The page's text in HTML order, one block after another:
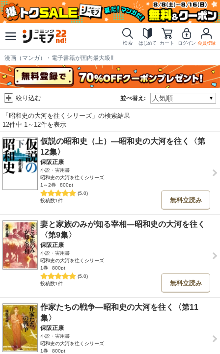
検索 はじめて カート ログイン 会員登録
漫画（マンガ）・電子書籍が国内最大級!!
並べ替え:
絞り込む
「昭和史の大河を往くシリーズ」の検索結果
12件中 1～12件を表示
仮説の昭和史（上）―昭和史の大河を往く〈第
12集〉
保阪正康
小説・実用書
昭和史の大河を往くシリーズ
1～2巻
800pt
(5.0)
投稿数1件
無料立読み
妻と家族のみが知る宰相―昭和史の大河を往く
〈第9集〉
保阪正康
小説・実用書
昭和史の大河を往くシリーズ
1巻
800pt
(5.0)
投稿数1件
無料立読み
作家たちの戦争―昭和史の大河を往く〈第11
集〉
保阪正康
小説・実用書
昭和史の大河を往くシリーズ
1巻
800pt